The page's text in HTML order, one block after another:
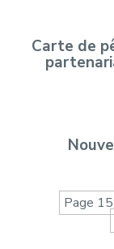
Carte de
Page